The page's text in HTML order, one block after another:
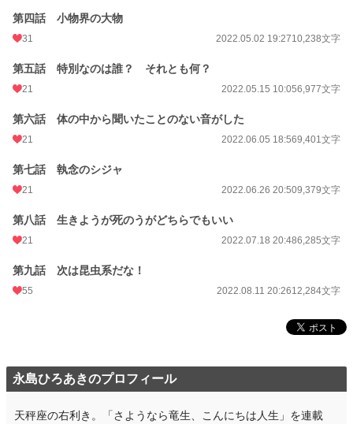
第四話 小物界の大物
31 2022.05.02 19:2710,238文字
第五話 特別なのは誰？ それとも何？
21 2022.05.15 10:056,977文字
第六話 体の中から聞いたことのない音がした
21 2022.06.05 18:569,401文字
第七話 執念のシジャ
21 2022.06.26 20:509,379文字
第八話 生きようが死のうがどちらでもいい
21 2022.07.18 20:486,285文字
第九話 次は昆虫系だな！
55 2022.08.11 20:2612,284文字
永島ひろあきのプロフィール
天秤座の右利き。「さようなら竜生、こんにちは人生」を連載